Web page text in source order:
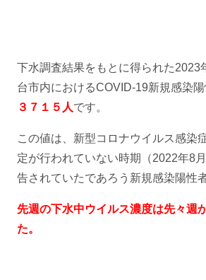
下水調査結果をもとに得られた2023
台市内におけるCOVID-19新規感染
３７１５人です。
この値は、新型コロナウイルス感染
定が行われていない時期（2022年8
告されていたであろう新規感染陽性
先週の下水中ウイルス濃度は先々週
た。